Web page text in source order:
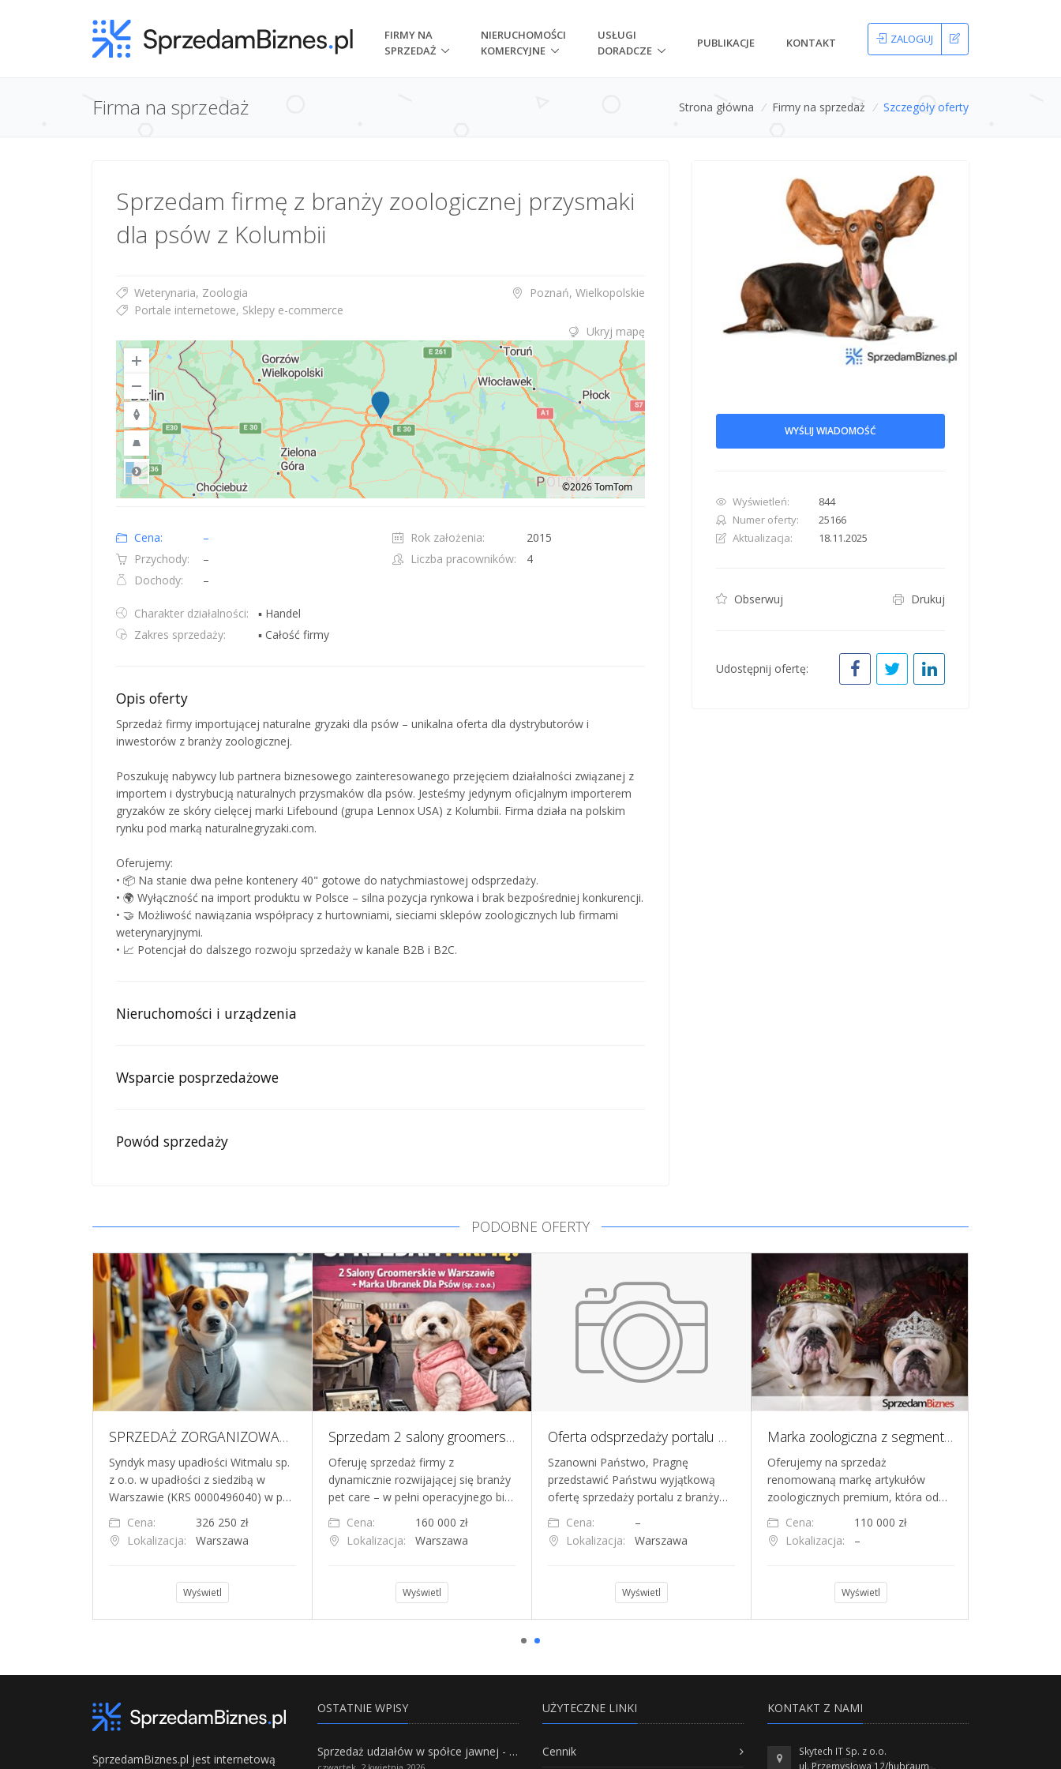
FIRMY NA
SPRZEDAŻ
NIERUCHOMOŚCI
KOMERCYJNE
USŁUGI
DORADCZE
PUBLIKACJE KONTAKT ZALOGUJ
Firma na sprzedaż Strona główna / Firmy na sprzedaż / Szczegóły oferty
Sprzedam firmę z branży zoologicznej przysmaki
dla psów z Kolumbii
Weterynaria, Zoologia
Portale internetowe, Sklepy e-commerce
Poznań, Wielkopolskie
Ukryj mapę
Map shortcuts: Zoom out: hyphen. Zoom in: plus. Pan right 100 pixels: right arrow. Pan left 100 pixels: left arrow. Pan up 100 pixels: up arrow. Pan down 100 pixels: down arrow. Rotate 15 degrees clockwise: shift +
Road
©2026 TomTom
Cena:
–
Przychody:
–
Dochody:
–
Rok założenia:
2015
Liczba pracowników:
4
Charakter działalności:
▪ Handel
Zakres sprzedaży:
▪ Całość firmy
Opis oferty
Sprzedaż firmy importującej naturalne gryzaki dla psów – unikalna oferta dla dystrybutorów i
inwestorów z branży zoologicznej.
Poszukuję nabywcy lub partnera biznesowego zainteresowanego przejęciem działalności związanej z
importem i dystrybucją naturalnych przysmaków dla psów. Jesteśmy jedynym oficjalnym importerem
gryzaków ze skóry cielęcej marki Lifebound (grupa Lennox USA) z Kolumbii. Firma działa na polskim
rynku pod marką naturalnegryzaki.com.
Oferujemy:
• 📦 Na stanie dwa pełne kontenery 40" gotowe do natychmiastowej odsprzedaży.
• 🌍 Wyłączność na import produktu w Polsce – silna pozycja rynkowa i brak bezpośredniej konkurencji.
• 🤝 Możliwość nawiązania współpracy z hurtowniami, sieciami sklepów zoologicznych lub firmami
weterynaryjnymi.
• 📈 Potencjał do dalszego rozwoju sprzedaży w kanale B2B i B2C.
Nieruchomości i urządzenia
Wsparcie posprzedażowe
Powód sprzedaży
WYŚLIJ WIADOMOŚĆ
Wyświetleń:
844
Numer oferty:
25166
Aktualizacja:
18.11.2025
Obserwuj Drukuj
Udostępnij ofertę:
PODOBNE OFERTY
SPRZEDAŻ ZORGANIZOWANEJ CZĘŚCI PRZEDSIĘBIORSTWA E-COMMERCE W BRANŻY PET CARE
Syndyk masy upadłości Witmalu sp.
z o.o. w upadłości z siedzibą w
Warszawie (KRS 0000496040) w p…
Cena:
326 250 zł
Lokalizacja:
Warszawa
Wyświetl
Sprzedam 2 salony groomerskie w Warszawie, marka ubranek dla psów
Oferuję sprzedaż firmy z
dynamicznie rozwijającej się branży
pet care – w pełni operacyjnego bi…
Cena:
160 000 zł
Lokalizacja:
Warszawa
Wyświetl
Oferta odsprzedaży portalu MILO.PET - branża PET-CARE
Szanowni Państwo, Pragnę
przedstawić Państwu wyjątkową
ofertę sprzedaży portalu z branży…
Cena:
–
Lokalizacja:
Warszawa
Wyświetl
Marka zoologiczna z segmentu premium, ecommerce
Oferujemy na sprzedaż
renomowaną markę artykułów
zoologicznych premium, która od…
Cena:
110 000 zł
Lokalizacja:
–
Wyświetl
SprzedamBiznes.pl jest internetową
OSTATNIE WPISY
Sprzedaż udziałów w spółce jawnej - Wszystko, co trzeba wiedzieć.
UŻYTECZNE LINKI
Cennik
KONTAKT Z NAMI
Skytech IT Sp. z o.o.
ul. Przemysłowa 12/hubraum